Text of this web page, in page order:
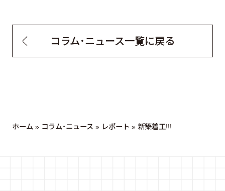
コラム・ニュース一覧に戻る
ホーム » コラム・ニュース » レポート » 新築着工!!!